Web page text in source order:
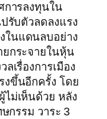
การลงทุนใน
รับตัวลดลงแรง
ในแดนลบอย่าง
กระจายในหุ้น
เรื่องการเมือง
งขึ้นอีกครั้ง โดย
ม่เห็นด้วย หลัง
กรรม วาระ 3